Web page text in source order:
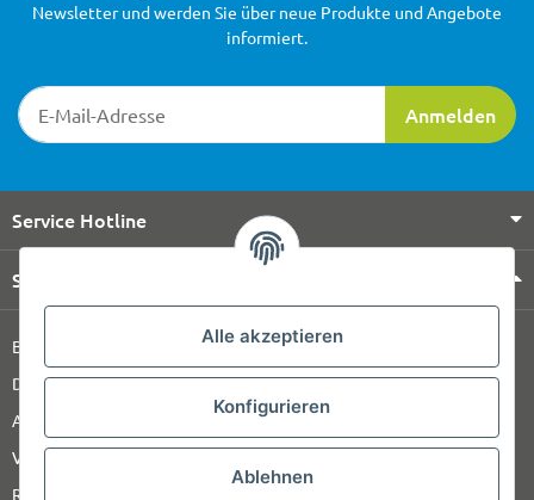
Alle akzeptieren
Konfigurieren
Ablehnen
Newsletter-Registrierung
Anmelden
Newsletter und werden Sie über neue Produkte und Angebote
informiert.
Service Hotline
Shop Service
Barrierefreiheitserklärung
Datenschutz
AGB
Versandinformationen
Retour